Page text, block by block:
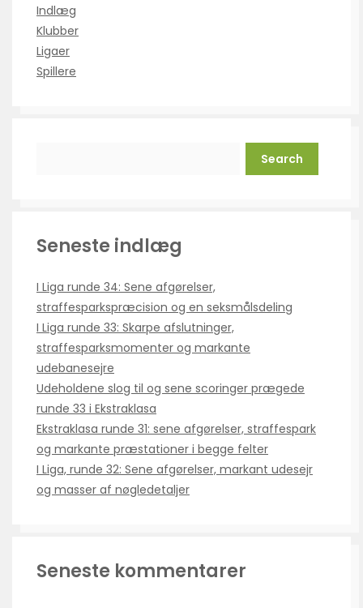
Indlæg
Klubber
Ligaer
Spillere
Seneste indlæg
I Liga runde 34: Sene afgørelser,
straffesparkspræcision og en seksmålsdeling
I Liga runde 33: Skarpe afslutninger,
straffesparksmomenter og markante
udebanesejre
Udeholdene slog til og sene scoringer prægede
runde 33 i Ekstraklasa
Ekstraklasa runde 31: sene afgørelser, straffespark
og markante præstationer i begge felter
I Liga, runde 32: Sene afgørelser, markant udesejr
og masser af nøgledetaljer
Seneste kommentarer